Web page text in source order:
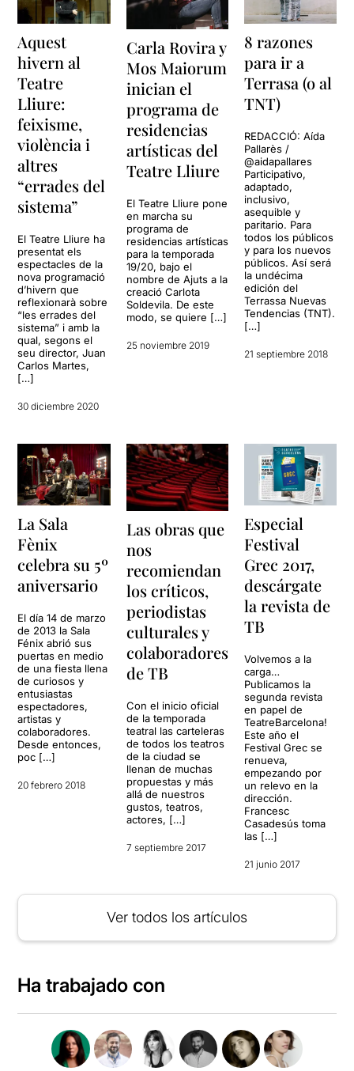
Aquest
hivern al
Teatre
Lliure:
feixisme,
violència i
altres
“errades del
sistema”
El Teatre Lliure ha
presentat els
espectacles de la
nova programació
d’hivern que
reflexionarà sobre
“les errades del
sistema” i amb la
qual, segons el
seu director, Juan
Carlos Martes,
[…]
30 diciembre 2020
Carla Rovira y
Mos Maiorum
inician el
programa de
residencias
artísticas del
Teatre Lliure
El Teatre Lliure pone
en marcha su
programa de
residencias artísticas
para la temporada
19/20, bajo el
nombre de Ajuts a la
creació Carlota
Soldevila. De este
modo, se quiere […]
25 noviembre 2019
8 razones
para ir a
Terrasa (o al
TNT)
REDACCIÓ: Aída
Pallarès /
@aidapallares
Participativo,
adaptado,
inclusivo,
asequible y
paritario. Para
todos los públicos
y para los nuevos
públicos. Así será
la undécima
edición del
Terrassa Nuevas
Tendencias (TNT).
[…]
21 septiembre 2018
La Sala
Fènix
celebra su 5º
aniversario
El día 14 de marzo
de 2013 la Sala
Fénix abrió sus
puertas en medio
de una fiesta llena
de curiosos y
entusiastas
espectadores,
artistas y
colaboradores.
Desde entonces,
poc […]
20 febrero 2018
Las obras que
nos
recomiendan
los críticos,
periodistas
culturales y
colaboradores
de TB
Con el inicio oficial
de la temporada
teatral las carteleras
de todos los teatros
de la ciudad se
llenan de muchas
propuestas y más
allá de nuestros
gustos, teatros,
actores, […]
7 septiembre 2017
Especial
Festival
Grec 2017,
descárgate
la revista de
TB
Volvemos a la
carga…
Publicamos la
segunda revista
en papel de
TeatreBarcelona!
Este año el
Festival Grec se
renueva,
empezando por
un relevo en la
dirección.
Francesc
Casadesús toma
las […]
21 junio 2017
Ver todos los artículos
Ha trabajado con